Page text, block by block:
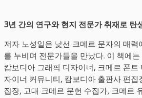
3년 간의 연구와 현지 전문가 취재로 탄
저자 노성일은 낯선 크메르 문자의 매
를 누비며 전문가들을 만났다. 이 책에
캄보디아 그래픽 디자이너, 크메르 폰트
자이너 커뮤니티, 캄보디아 출판사 편집
집장, 고대 크메르 문헌 수집가, 크메르